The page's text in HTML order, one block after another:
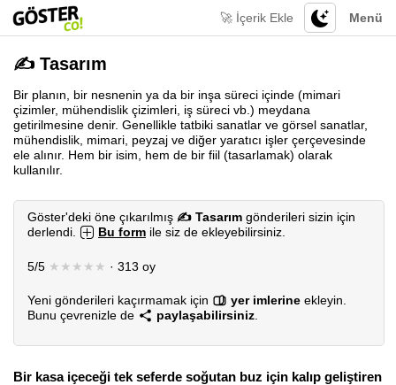
Menü
🚀 İçerik Ekle
✍️ Tasarım
Bir planın, bir nesnenin ya da bir inşa süreci içinde (mimari
çizimler, mühendislik çizimleri, iş süreci vb.) meydana
getirilmesine denir. Genellikle tatbiki sanatlar ve görsel sanatlar,
mühendislik, mimari, peyzaj ve diğer yaratıcı işler çerçevesinde
ele alınır. Hem bir isim, hem de bir fiil (tasarlamak) olarak
kullanılır.
Göster'deki öne çıkarılmış ✍️ Tasarım gönderileri sizin için
derlendi.
Bu form ile siz de ekleyebilirsiniz.
5/5 ★★★★★ · 313 oy
Yeni gönderileri kaçırmamak için yer imlerine ekleyin.
Bunu çevrenizle de
paylaşabilirsiniz
Bir kasa içeceği tek seferde soğutan buz için kalıp geliştiren